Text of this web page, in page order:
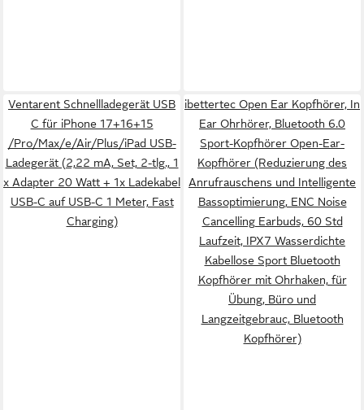
Ventarent Schnellladegerät USB
C für iPhone 17+16+15
/Pro/Max/e/Air/Plus/iPad USB-
Ladegerät (2,22 mA, Set, 2-tlg., 1
x Adapter 20 Watt + 1x Ladekabel
USB-C auf USB-C 1 Meter, Fast
Charging)
ibettertec Open Ear Kopfhörer, In
Ear Ohrhörer, Bluetooth 6.0
Sport-Kopfhörer Open-Ear-
Kopfhörer (Reduzierung des
Anrufrauschens und Intelligente
Bassoptimierung, ENC Noise
Cancelling Earbuds, 60 Std
Laufzeit, IPX7 Wasserdichte
Kabellose Sport Bluetooth
Kopfhörer mit Ohrhaken, für
Übung, Büro und
Langzeitgebrauc, Bluetooth
Kopfhörer)